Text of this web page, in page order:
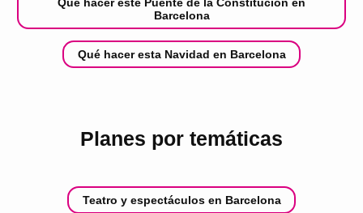
Barcelona
Qué hacer esta Navidad en Barcelona
Planes por temáticas
Teatro y espectáculos en Barcelona